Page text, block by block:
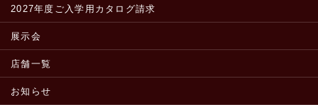
2027年度ご入学用カタログ請求
展示会
店舗一覧
お知らせ